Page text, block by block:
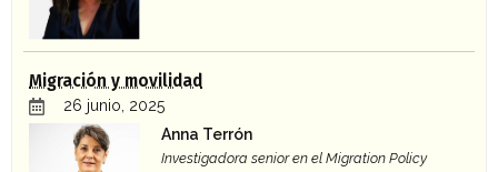
Migración y movilidad
26 junio, 2025
Anna Terrón
Investigadora senior en el Migration Policy